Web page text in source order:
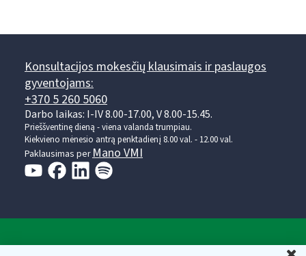
Konsultacijos mokesčių klausimais ir paslaugos
gyventojams:
+370 5 260 5060
Darbo laikas: I-IV 8.00-17.00, V 8.00-15.45.
Prieššventinę dieną - viena valanda trumpiau.
Kiekvieno mėnesio antrą penktadienį 8.00 val. - 12.00 val.
Paklausimas per Mano VMI